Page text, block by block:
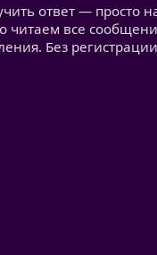
ответ — просто
читаем все
Без